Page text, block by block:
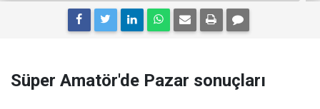
Süper Amatör'de Pazar sonuçları